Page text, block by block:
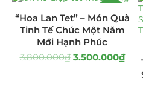
LỌC
DANH MỤC SẢN PHẨM
-8%
“Hoa Lan Tet” – Món Quà
Tinh Tế Chúc Một Năm
Mới Hạnh Phúc
3.800.000₫ 3.500.000₫